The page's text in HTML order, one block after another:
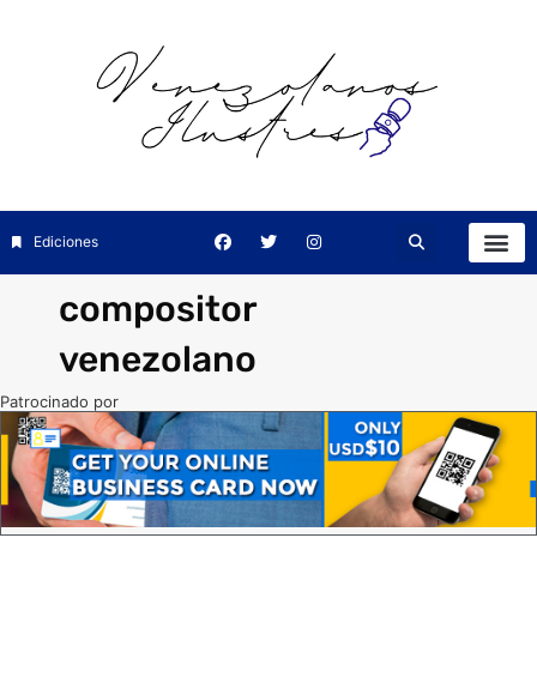
Ediciones
compositor
venezolano
Patrocinado por